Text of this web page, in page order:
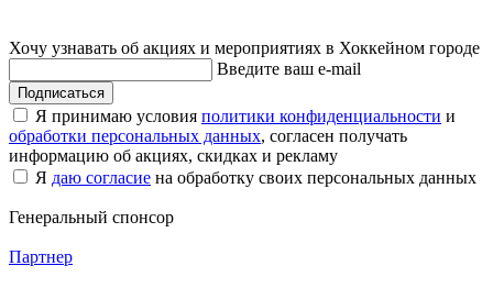
Хочу узнавать об акциях и мероприятиях в Хоккейном городе
Введите ваш e-mail
Подписаться
Я принимаю условия политики конфиденциальности и
обработки персональных данных, согласен получать
информацию об акциях, скидках и рекламу
Я даю согласие на обработку своих персональных данных
Генеральный спонсор
Партнер